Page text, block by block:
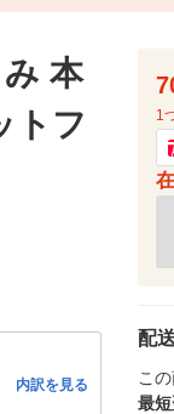
本
トフ
内訳を見る
1
配
こ
最